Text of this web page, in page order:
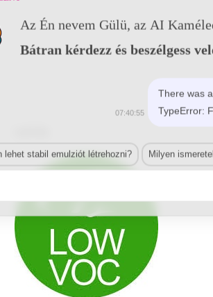
Az Én nevem Gülü, az AI
Bátran kérdezz és beszélgess
There was
TypeError:
07:40:55
lehet stabil emulziót létrehozni? Milyen